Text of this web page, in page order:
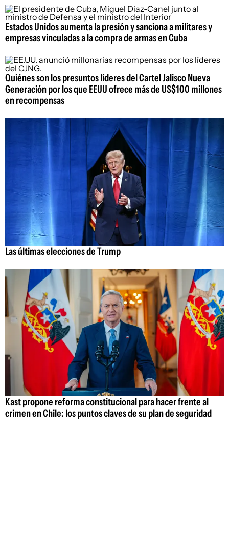
Estados Unidos aumenta la presión y sanciona a militares y
empresas vinculadas a la compra de armas en Cuba
Quiénes son los presuntos líderes del Cartel Jalisco Nueva
Generación por los que EEUU ofrece más de US$100 millones
en recompensas
Las últimas elecciones de Trump
Kast propone reforma constitucional para hacer frente al
crimen en Chile: los puntos claves de su plan de seguridad